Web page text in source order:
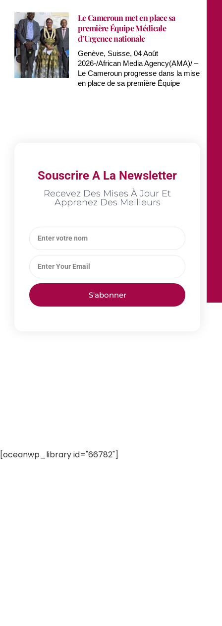
Le Cameroun met en place sa
première Équipe Médicale
d’Urgence nationale
Genève, Suisse, 04 Août
2026-/African Media Agency(AMA)/ –
Le Cameroun progresse dans la mise
en place de sa première Équipe
Souscrire A La Newsletter
Recevez Des Mises À Jour Et
Apprenez Des Meilleurs
S'abonner
[oceanwp_library id="66782"]